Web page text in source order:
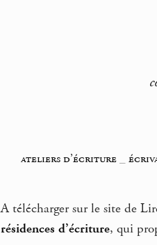
ateliers d’écriture_
A télécharger sur le site de
résidences d’écriture, qui